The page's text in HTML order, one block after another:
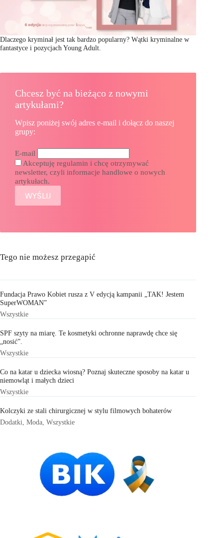
Dlaczego kryminał jest tak bardzo popularny? Wątki kryminalne w
fantastyce i pozycjach Young Adult.
Chcesz być na bieżąco z nowymi
artykułami?
Wpisz poniżej swój adres e-mail i dołącz do naszej
grupy:
E-mail
Akceptuję regulamin i chcę otrzymywać
newsletter, czyli informacje handlowe o nowych
artykułach.
Tego nie możesz przegapić
Fundacja Prawo Kobiet rusza z V edycją kampanii „TAK! Jestem
SuperWOMAN”
Wszystkie
SPF szyty na miarę. Te kosmetyki ochronne naprawdę chce się
„nosić”.
Wszystkie
Co na katar u dziecka wiosną? Poznaj skuteczne sposoby na katar u
niemowląt i małych dzieci
Wszystkie
Kolczyki ze stali chirurgicznej w stylu filmowych bohaterów
Dodatki Moda Wszystkie